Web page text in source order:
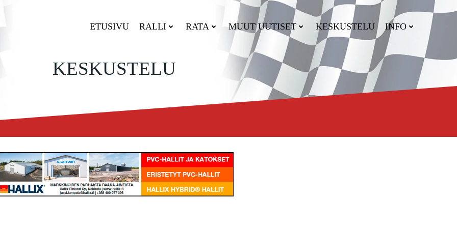
ETUSIVU RALLI RATA MUUT UUTISET KESKUSTELU INFO
KESKUSTELU